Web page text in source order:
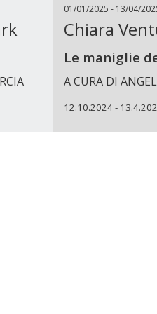
01/01/2025 - 13/04/
Chiara
Le maniglie
A CURA DI
12.10.2024 -